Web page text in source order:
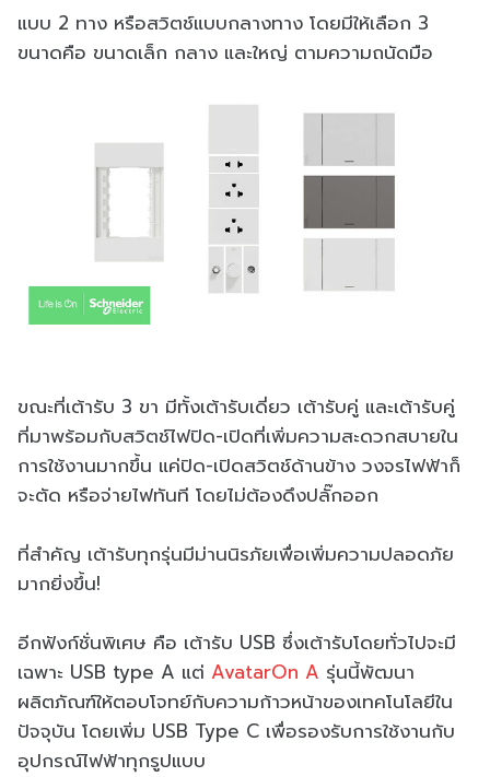
แบบ 2 ทาง หรือสวิตช์แบบกลางทาง โดยมีให้เลือก 3
ขนาดคือ ขนาดเล็ก กลาง และใหญ่ ตามความถนัดมือ
ขณะที่เต้ารับ 3 ขา มีทั้งเต้ารับเดี่ยว เต้ารับคู่ และเต้ารับคู่
ที่มาพร้อมกับสวิตช์ไฟปิด-เปิดที่เพิ่มความสะดวกสบายใน
การใช้งานมากขึ้น แค่ปิด-เปิดสวิตช์ด้านข้าง วงจรไฟฟ้าก็
จะตัด หรือจ่ายไฟทันที โดยไม่ต้องดึงปลั๊กออก
ที่สำคัญ เต้ารับทุกรุ่นมีม่านนิรภัยเพื่อเพิ่มความปลอดภัย
มากยิ่งขึ้น!
อีกฟังก์ชั่นพิเศษ คือ เต้ารับ USB ซึ่งเต้ารับโดยทั่วไปจะมี
เฉพาะ USB type A แต่ AvatarOn A รุ่นนี้พัฒนา
ผลิตภัณฑ์ให้ตอบโจทย์กับความก้าวหน้าของเทคโนโลยีใน
ปัจจุบัน โดยเพิ่ม USB Type C เพื่อรองรับการใช้งานกับ
อุปกรณ์ไฟฟ้าทุกรูปแบบ